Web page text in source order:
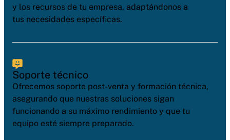
y los recursos de tu empresa, adaptándonos a
tus necesidades específicas.
Soporte técnico
Ofrecemos soporte post-venta y formación técnica,
asegurando que nuestras soluciones sigan
funcionando a su máximo rendimiento y que tu
equipo esté siempre preparado.